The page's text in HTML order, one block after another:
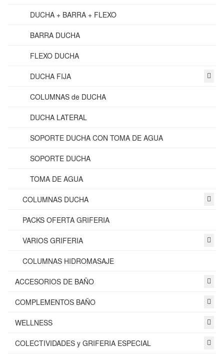
DUCHA + BARRA + FLEXO
BARRA DUCHA
FLEXO DUCHA
DUCHA FIJA
COLUMNAS de DUCHA
DUCHA LATERAL
SOPORTE DUCHA CON TOMA DE AGUA
SOPORTE DUCHA
TOMA DE AGUA
COLUMNAS DUCHA
PACKS OFERTA GRIFERIA
VARIOS GRIFERIA
COLUMNAS HIDROMASAJE
ACCESORIOS DE BAÑO
COMPLEMENTOS BAÑO
WELLNESS
COLECTIVIDADES y GRIFERIA ESPECIAL